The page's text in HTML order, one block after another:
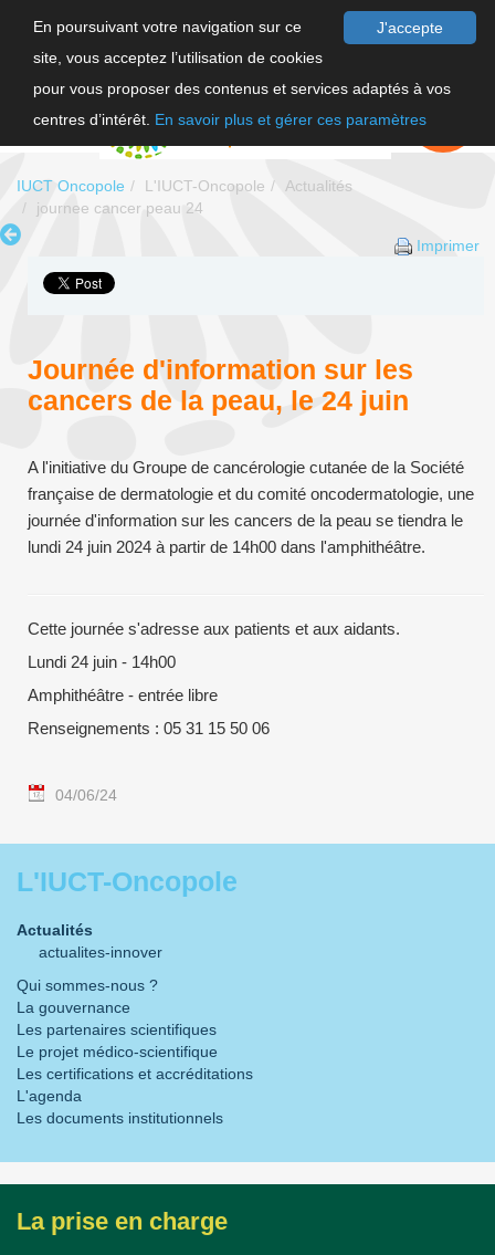
J'accepte
En poursuivant votre navigation sur ce
site, vous acceptez l’utilisation de cookies
pour vous proposer des contenus et services adaptés à vos
centres d’intérêt. En savoir plus et gérer ces paramètres
FAIRE UN
DON
IUCT Oncopole L'IUCT-Oncopole
Actualités
journee cancer peau 24
Imprimer
Journée d'information sur les
cancers de la peau, le 24 juin
A l'initiative du Groupe de cancérologie cutanée de la Société
française de dermatologie et du comité oncodermatologie, une
journée d'information sur les cancers de la peau se tiendra le
lundi 24 juin 2024 à partir de 14h00 dans l'amphithéâtre.
Cette journée s'adresse aux patients et aux aidants.
Lundi 24 juin - 14h00
Amphithéâtre - entrée libre
Renseignements : 05 31 15 50 06
04/06/24
L'IUCT-Oncopole
Actualités
actualites-innover
Qui sommes-nous ?
La gouvernance
Les partenaires scientifiques
Le projet médico-scientifique
Les certifications et accréditations
L'agenda
Les documents institutionnels
La prise en charge